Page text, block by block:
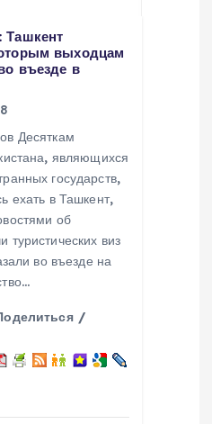
Ташкент
выходцам
въезде в
Десяткам
являющихся
государств,
ехать в Ташкент,
об
виз
во въезде на
/